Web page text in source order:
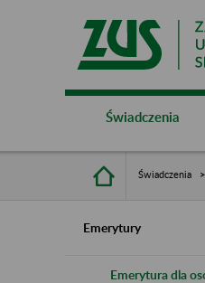
Świadczenia
Świadczenia
Emerytury
Emerytura dla